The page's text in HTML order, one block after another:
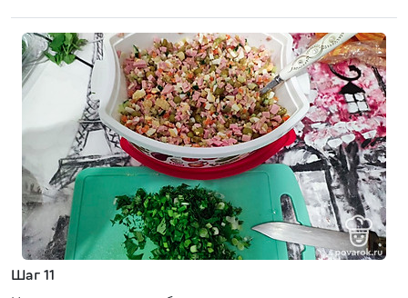
Шаг 11